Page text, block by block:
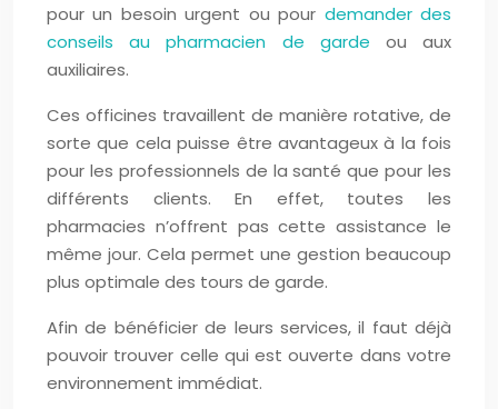
pour un besoin urgent ou pour demander des
conseils au pharmacien de garde ou aux
auxiliaires.
Ces officines travaillent de manière rotative, de
sorte que cela puisse être avantageux à la fois
pour les professionnels de la santé que pour les
différents clients. En effet, toutes les
pharmacies n’offrent pas cette assistance le
même jour. Cela permet une gestion beaucoup
plus optimale des tours de garde.
Afin de bénéficier de leurs services, il faut déjà
pouvoir trouver celle qui est ouverte dans votre
environnement immédiat.